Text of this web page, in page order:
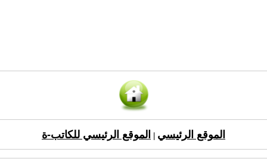
الموقع الرئيسي الموقع الرئيسي للكاتب-ة